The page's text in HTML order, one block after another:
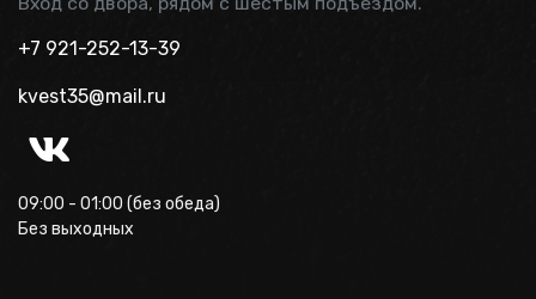
+7 921-252-13-39
kvest35@mail.ru
09:00 - 01:00 (без обеда)
Без выходных